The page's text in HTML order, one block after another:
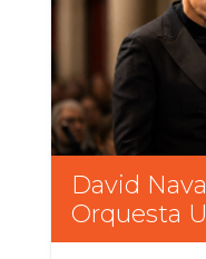
David
Orquesta
Chile una